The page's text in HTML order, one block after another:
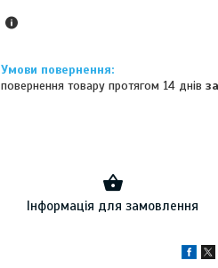
повернення товару протягом 14 днів
Інформація для замовлення